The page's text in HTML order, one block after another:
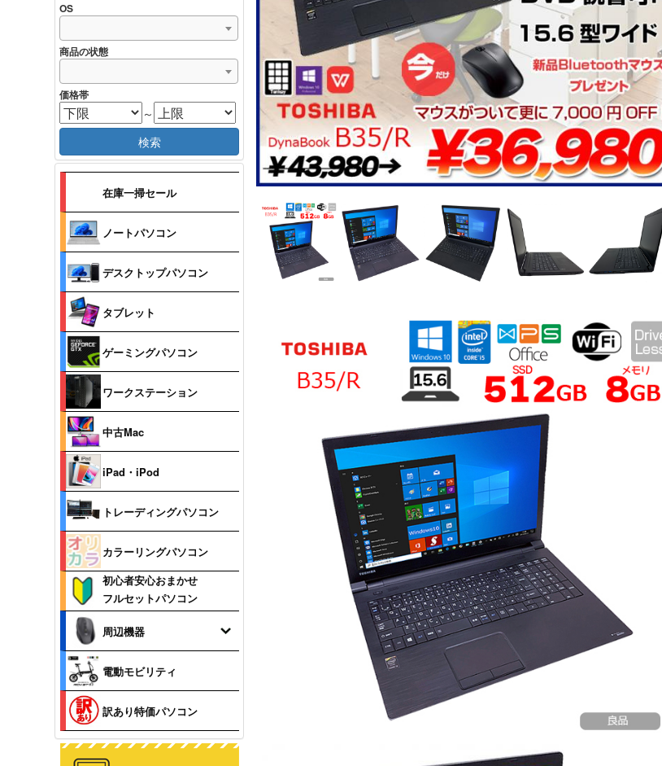
OS
商品の状態
価格帯
～
検索
在庫一掃セール
ノートパソコン
デスクトップパソコン
タブレット
ゲーミングパソコン
ワークステーション
中古Mac
iPad・iPod
トレーディングパソコン
カラーリングパソコン
初心者安心おまかせ
フルセットパソコン
周辺機器
電動モビリティ
訳あり特価パソコン